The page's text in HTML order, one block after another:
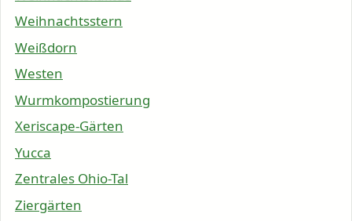
Weihnachtsstern
Weißdorn
Westen
Wurmkompostierung
Xeriscape-Gärten
Yucca
Zentrales Ohio-Tal
Ziergärten